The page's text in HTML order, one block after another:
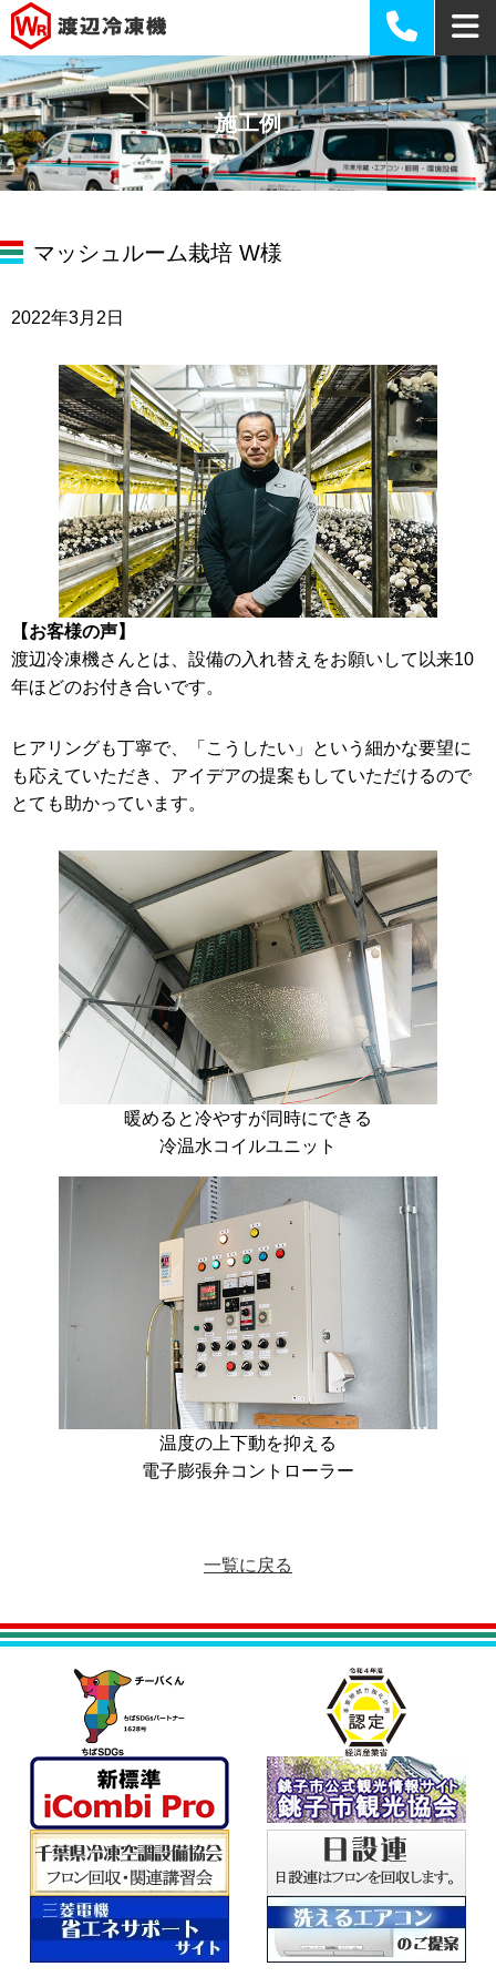
施工例
マッシュルーム栽培 W様
2022年3月2日
【お客様の声】
渡辺冷凍機さんとは、設備の入れ替えをお願いして以来10
年ほどのお付き合いです。
ヒアリングも丁寧で、「こうしたい」という細かな要望に
も応えていただき、アイデアの提案もしていただけるので
とても助かっています。
暖めると冷やすが同時にできる
冷温水コイルユニット
温度の上下動を抑える
電子膨張弁コントローラー
一覧に戻る